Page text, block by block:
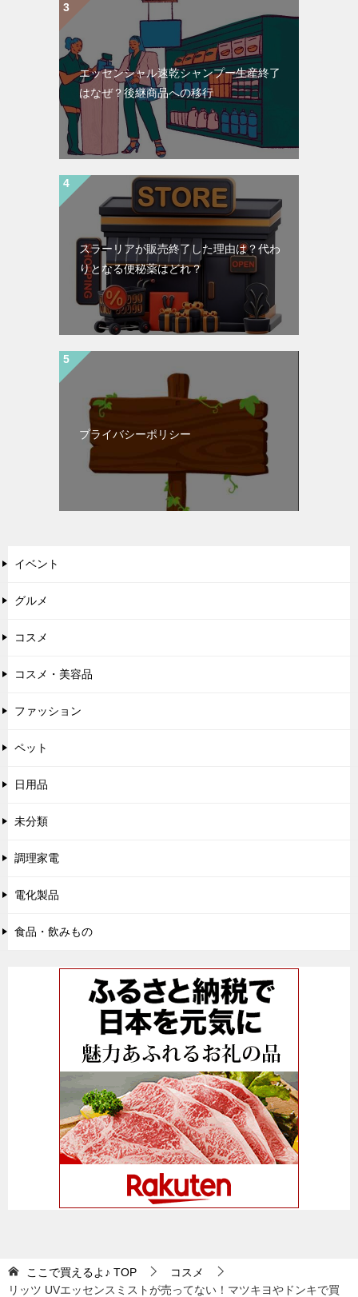
エッセンシャル速乾シャンプー生産終了
はなぜ？後継商品への移行
スラーリアが販売終了した理由は？代わ
りとなる便秘薬はどれ？
プライバシーポリシー
イベント
グルメ
コスメ
コスメ・美容品
ファッション
ペット
日用品
未分類
調理家電
電化製品
食品・飲みもの
ここで買えるよ♪ TOP
コスメ
リッツ UVエッセンスミストが売ってない！マツキヨやドンキで買